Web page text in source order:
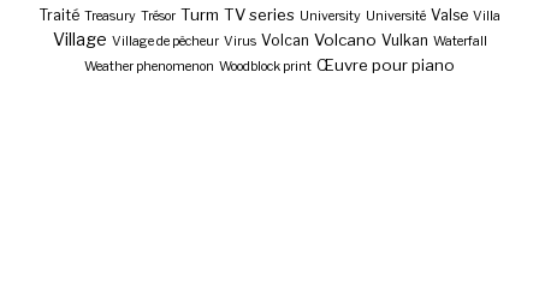
Traité Treasury Trésor Turm TV series University Université Valse Villa
Village Village de pêcheur Virus Volcan Volcano Vulkan Waterfall
Weather phenomenon Woodblock print Œuvre pour piano